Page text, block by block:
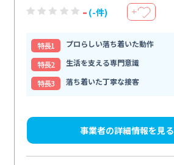
- (-件) ＋
特⻑1
プロらしい落ち着いた動作
特⻑2
生活を支える専門意識
特⻑3
落ち着いた丁寧な接客
事業者の詳細情報を見る